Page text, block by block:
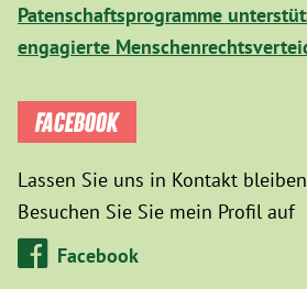
Patenschaftsprogramme
engagierte
FACEBOOK
Lassen Sie uns in Kontakt
Besuchen Sie Sie mein Profil auf
Facebook